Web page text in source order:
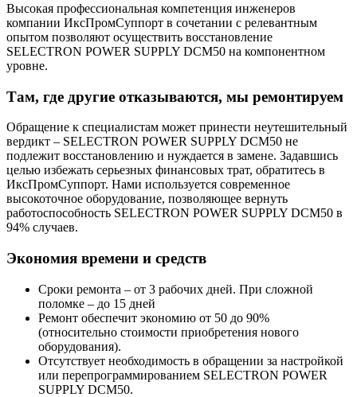
Высокая профессиональная компетенция инженеров
компании ИксПромСуппорт в сочетании с релевантным
опытом позволяют осуществить восстановление
SELECTRON POWER SUPPLY DCM50 на компонентном
уровне.
Там, где другие отказываются, мы ремонтируем
Обращение к специалистам может принести неутешительный
вердикт – SELECTRON POWER SUPPLY DCM50 не
подлежит восстановлению и нуждается в замене. Задавшись
целью избежать серьезных финансовых трат, обратитесь в
ИксПромСуппорт. Нами используется современное
высокоточное оборудование, позволяющее вернуть
работоспособность SELECTRON POWER SUPPLY DCM50 в
94% случаев.
Экономия времени и средств
Сроки ремонта – от 3 рабочих дней. При сложной
поломке – до 15 дней
Ремонт обеспечит экономию от 50 до 90%
(относительно стоимости приобретения нового
оборудования).
Отсутствует необходимость в обращении за настройкой
или перепрограммированием SELECTRON POWER
SUPPLY DCM50.